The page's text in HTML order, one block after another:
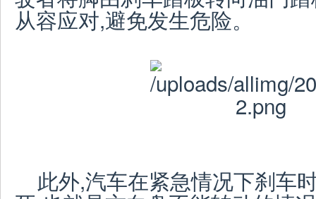
从容应对,避免发生危险。
此外,汽车在紧急情况下刹车